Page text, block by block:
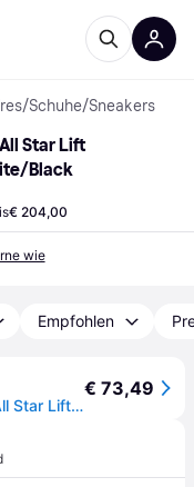
/Schuhe/Sneakers
Star Lift
Black
€ 204,00
wie
Empfohlen
Sneakers Converse Chuck Taylor All Star Lift Hi White/ Black/ White EUR 41.5
€ 73,49